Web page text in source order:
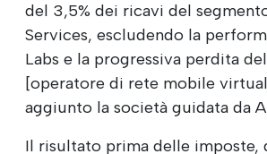
del 3,5% dei ricavi del
Services, escludendo la
Labs e la progressiva perdita
[operatore di rete mobile
aggiunto la società guidata da
Il risultato prima delle imposte,